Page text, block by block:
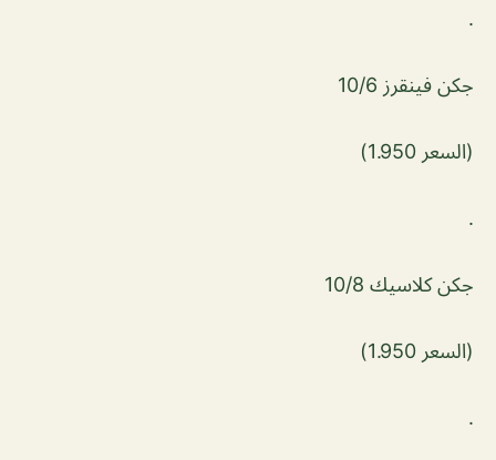
.
جكن فينقرز 10/6
(السعر 1.950)
.
جكن كلاسيك 10/8
(السعر 1.950)
.